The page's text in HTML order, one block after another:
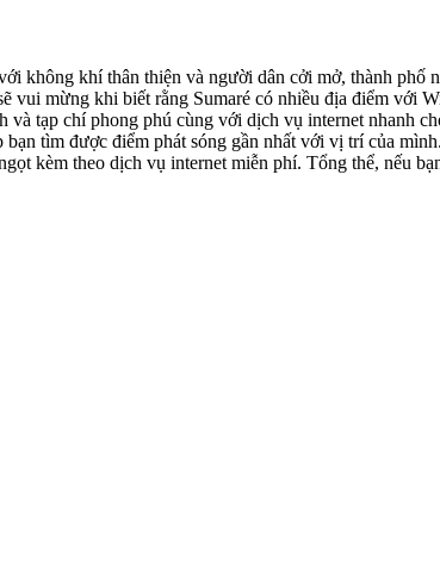
không khí thân thiện và người dân cởi mở, thành phố
mừng khi biết rằng Sumaré có nhiều địa điểm với
tạp chí phong phú cùng với dịch vụ internet nhanh
tìm được điểm phát sóng gần nhất với vị trí của
kèm theo dịch vụ internet miễn phí. Tổng thể, nếu